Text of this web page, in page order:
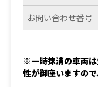
お問い合わせ番号
※一時抹消の車両
性が御座いますの